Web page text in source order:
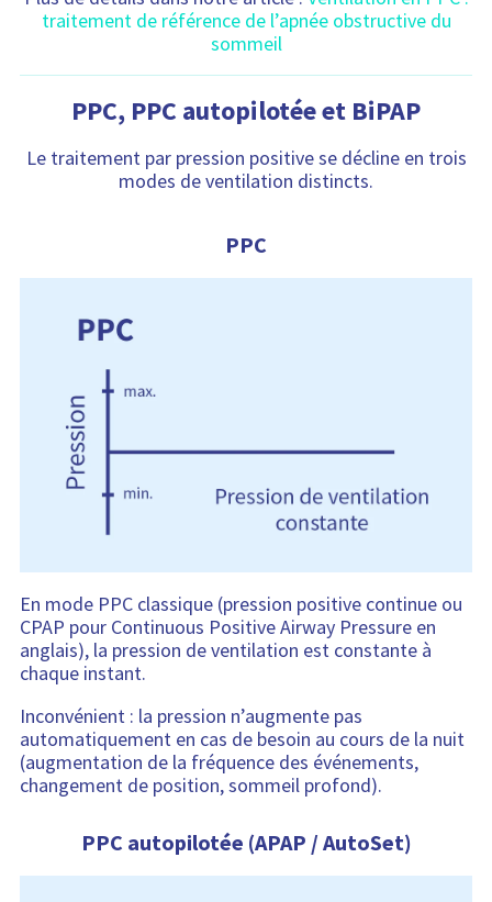
traitement de référence de l’apnée obstructive du
sommeil
PPC, PPC autopilotée et BiPAP
Le traitement par pression positive se décline en trois
modes de ventilation distincts.
PPC
En mode PPC classique (pression positive continue ou
CPAP pour Continuous Positive Airway Pressure en
anglais), la pression de ventilation est constante à
chaque instant.
Inconvénient : la pression n’augmente pas
automatiquement en cas de besoin au cours de la nuit
(augmentation de la fréquence des événements,
changement de position, sommeil profond).
PPC autopilotée (APAP / AutoSet)